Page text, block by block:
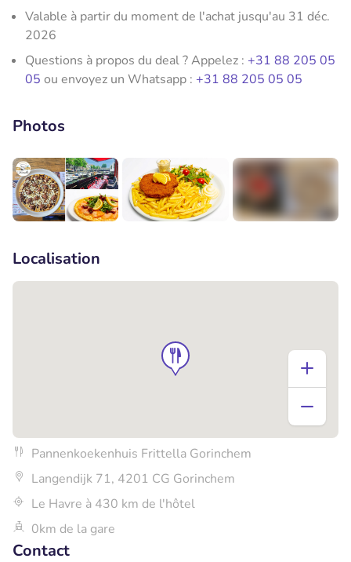
Valable à partir du moment de l'achat jusqu'au 31 déc.
2026
Questions à propos du deal ? Appelez : +31 88 205 05
05 ou envoyez un Whatsapp : +31 88 205 05 05
Photos
Localisation
Pannenkoekenhuis Frittella Gorinchem
Langendijk 71, 4201 CG Gorinchem
Le Havre à 430 km de l'hôtel
0km de la gare
Contact